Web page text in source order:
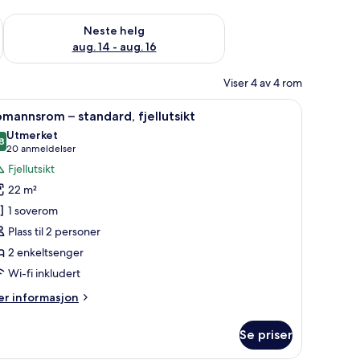
7 - aug. 9
Neste helg
aug. 14 - aug. 16
Sjekk tilgjengelighet for neste helg, aug. 14 - aug. 16
Viser 4 av 4 rom
wi-fi (inkludert) og sengetøy
7 – standard, fjellutsikt
av 10
Utmerket
20 anmeldelser
(20
anmeldelser)
Fjellutsikt
22 m²
1 soverom
Plass til 2 personer
2 enkeltsenger
Wi-fi inkludert
informasjon
Se priser